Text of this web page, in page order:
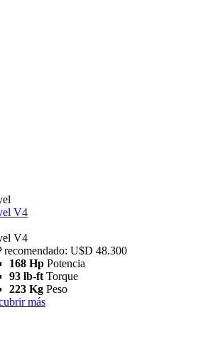
V4
V4
recomendado: U$D 48.300
168 Hp Potencia
93 lb-ft Torque
223 Kg Peso
más